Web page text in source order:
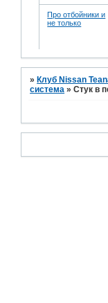
Про отбойники и
не только
» Клуб Nissan
система »Стук в